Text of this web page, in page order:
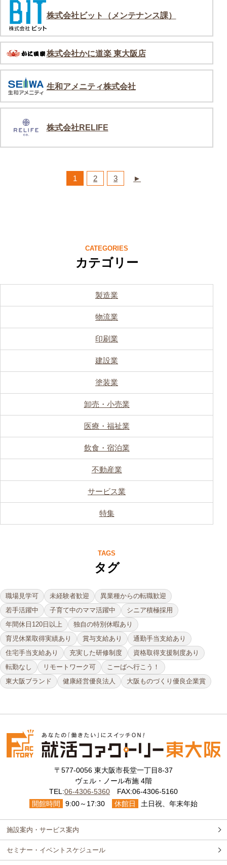
株式会社ビット（メンテナンス課）
株式会社かに道楽 東大阪店
生和アメニティ株式会社
株式会社RELIFE
1 2 3 ►
CATEGORIES
カテゴリー
製造業
物流業
印刷業
建設業
塗装業
卸売・小売業
医療・福祉業
飲食・宿泊業
不動産業
サービス業
特集
TAGS
タグ
職場見学可 未経験者歓迎
異業種からの転職歓迎
若手活躍中
子育て中のママ活躍中
シニア積極採用
年間休日120日以上
独自の特別休暇あり
育児休業取得実績あり
賞与支給あり
通勤手当支給あり
住宅手当支給あり
充実した研修制度
資格取得支援制度あり
転勤なし
リモートワーク可
こーばへ行こう！
東大阪ブランド
健康経営優良法人 大阪ものづくり優良企業賞
〒577-0056 東大阪市長堂一丁目8-37
ヴェル・ノール布施 4階
TEL:06-4306-5360FAX:06-4306-5160
開館時間
9:00～17:30 休館日 土日祝、年末年始
施設案内・サービス案内
セミナー・イベントスケジュール